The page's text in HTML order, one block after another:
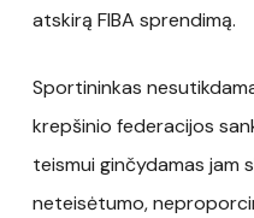
atskirą FIBA sprendimą.
Sportininkas
krepšinio federacijos
teismui ginčydamas jam
neteisėtumo,